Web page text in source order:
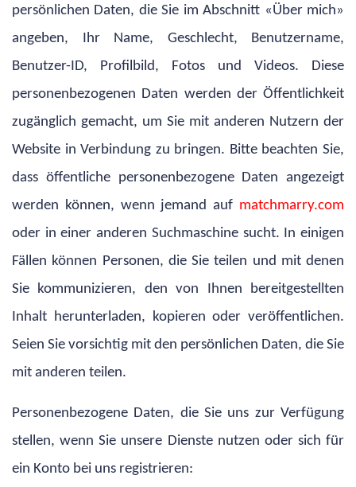
persönlichen Daten, die Sie im Abschnitt «Über mich»
angeben, Ihr Name, Geschlecht, Benutzername,
Benutzer-ID, Profilbild, Fotos und Videos. Diese
personenbezogenen Daten werden der Öffentlichkeit
zugänglich gemacht, um Sie mit anderen Nutzern der
Website in Verbindung zu bringen. Bitte beachten Sie,
dass öffentliche personenbezogene Daten angezeigt
werden können, wenn jemand auf matchmarry.com
oder in einer anderen Suchmaschine sucht. In einigen
Fällen können Personen, die Sie teilen und mit denen
Sie kommunizieren, den von Ihnen bereitgestellten
Inhalt herunterladen, kopieren oder veröffentlichen.
Seien Sie vorsichtig mit den persönlichen Daten, die Sie
mit anderen teilen.
Personenbezogene Daten, die Sie uns zur Verfügung
stellen, wenn Sie unsere Dienste nutzen oder sich für
ein Konto bei uns registrieren: